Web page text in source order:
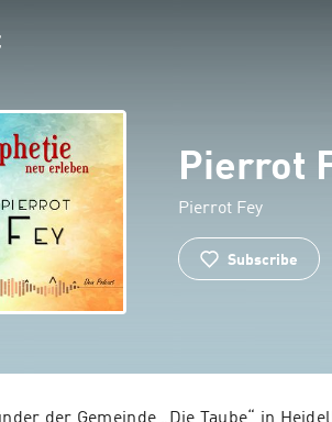
Pierrot
Pierrot Fey
Subscribe